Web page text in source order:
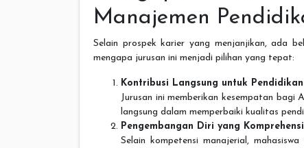
Manajemen
Selain prospek karier yang menjanjikan, ada
mengapa jurusan ini menjadi pilihan yang tepat:
Kontribusi Langsung untuk Pendidikan
Jurusan ini memberikan kesempatan bagi
langsung dalam memperbaiki kualitas
Pengembangan Diri yang
Selain kompetensi manajerial,